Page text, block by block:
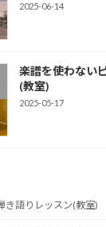
2025-06-14
楽譜を使わない
(教室)
2025-05-17
き語りレッスン(教室)